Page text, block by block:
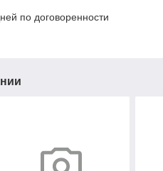
по договоренности